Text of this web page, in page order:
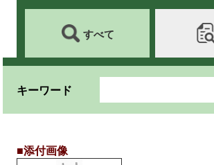
すべて
キーワード
■添付画像